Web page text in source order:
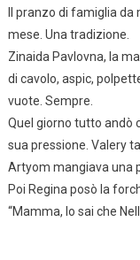
Il pranzo di famiglia
mese. Una tradizione.
Zinaida Pavlovna, la
di cavolo, aspic,
vuote. Sempre.
Quel giorno tutto andò
sua pressione. Valery
Artyom mangiava una
Poi Regina posò la
“Mamma, lo sai che